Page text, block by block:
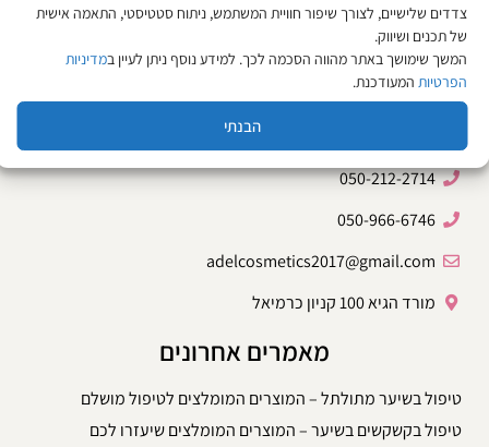
צדדים שלישיים, לצורך שיפור חוויית המשתמש, ניתוח סטטיסטי, התאמה אישית
של תכנים ושיווק.
המשך שימושך באתר מהווה הסכמה לכך. למידע נוסף ניתן לעיין במדיניות
הפרטיותהמעודכנת.
הבנתי
טיפול וטיפוח שיער בלונד
050-212-2714
050-966-6746
adelcosmetics2017@gmail.com
מורד הגיא 100 קניון כרמיאל
מאמרים אחרונים
טיפול בשיער מתולתל – המוצרים המומלצים לטיפול מושלם
טיפול בקשקשים בשיער – המוצרים המומלצים שיעזרו לכם